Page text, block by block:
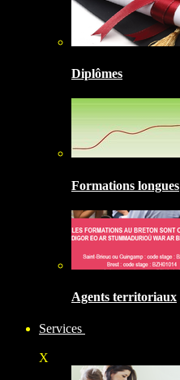
Diplômes
Formations longues
Agents territoriaux
Services
X